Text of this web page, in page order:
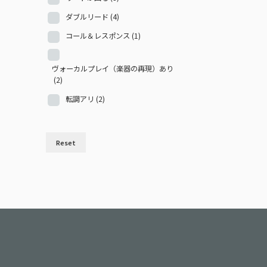
ダブルリード (4)
コール＆レスポンス (1)
ヴォーカルプレイ（楽器の再現）あり
(2)
転調アリ (2)
Reset